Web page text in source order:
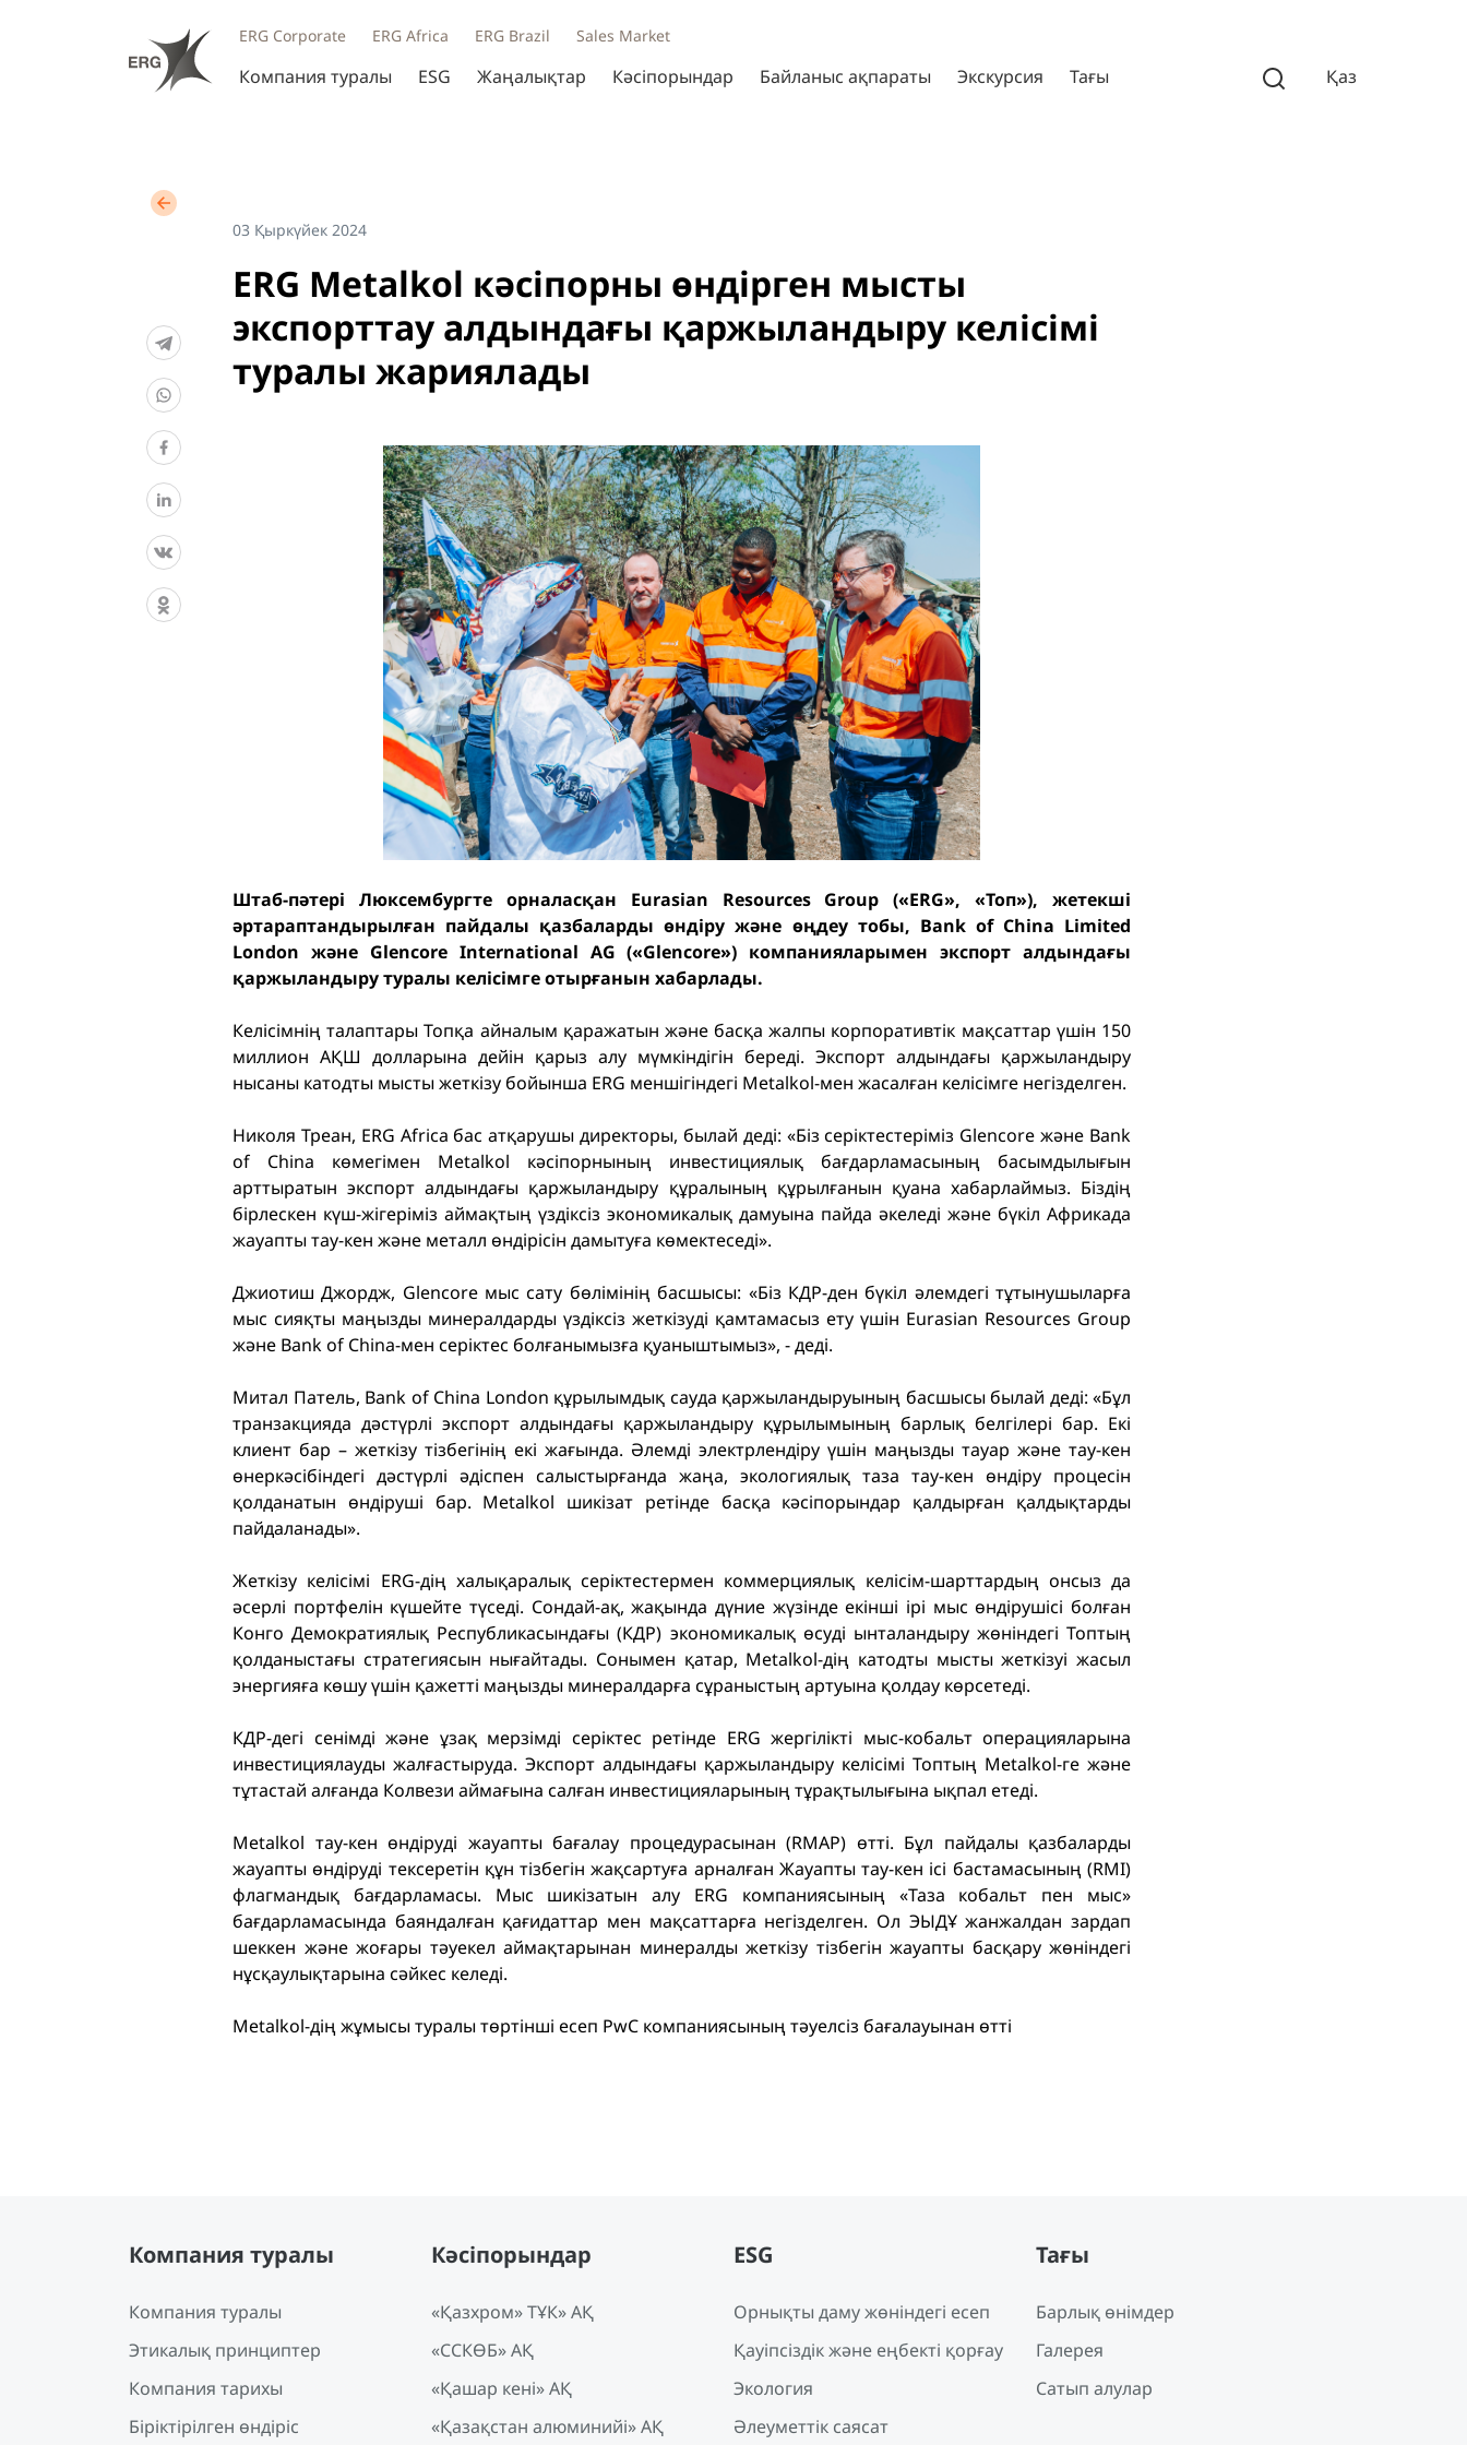
ERG Corporate ERG Africa ERG Brazil Sales Market
Компания туралы ESG Жаңалықтар Кәсіпорындар Байланыс ақпараты Экскурсия Тағы Қаз
03 Қыркүйек 2024
ERG Metalkol кәсіпорны өндірген мысты
экспорттау алдындағы қаржыландыру келісімі
туралы жариялады
Штаб-пәтері Люксембургте орналасқан Eurasian Resources Group («ERG», «Топ»), жетекші
әртараптандырылған пайдалы қазбаларды өндіру және өңдеу тобы, Bank of China Limited
London және Glencore International AG («Glencore») компанияларымен экспорт алдындағы
қаржыландыру туралы келісімге отырғанын хабарлады.
Келісімнің талаптары Топқа айналым қаражатын және басқа жалпы корпоративтік мақсаттар үшін 150
миллион АҚШ долларына дейін қарыз алу мүмкіндігін береді. Экспорт алдындағы қаржыландыру
нысаны катодты мысты жеткізу бойынша ERG меншігіндегі Metalkol-мен жасалған келісімге негізделген.
Николя Треан, ERG Africa бас атқарушы директоры, былай деді: «Біз серіктестеріміз Glencore және Bank
of China көмегімен Metalkol кәсіпорнының инвестициялық бағдарламасының басымдылығын
арттыратын экспорт алдындағы қаржыландыру құралының құрылғанын қуана хабарлаймыз. Біздің
бірлескен күш-жігеріміз аймақтың үздіксіз экономикалық дамуына пайда әкеледі және бүкіл Африкада
жауапты тау-кен және металл өндірісін дамытуға көмектеседі».
Джиотиш Джордж, Glencore мыс сату бөлімінің басшысы: «Біз КДР-ден бүкіл әлемдегі тұтынушыларға
мыс сияқты маңызды минералдарды үздіксіз жеткізуді қамтамасыз ету үшін Eurasian Resources Group
және Bank of China-мен серіктес болғанымызға қуаныштымыз», - деді.
Митал Патель, Bank of China London құрылымдық сауда қаржыландыруының басшысы былай деді: «Бұл
транзакцияда дәстүрлі экспорт алдындағы қаржыландыру құрылымының барлық белгілері бар. Екі
клиент бар – жеткізу тізбегінің екі жағында. Әлемді электрлендіру үшін маңызды тауар және тау-кен
өнеркәсібіндегі дәстүрлі әдіспен салыстырғанда жаңа, экологиялық таза тау-кен өндіру процесін
қолданатын өндіруші бар. Metalkol шикізат ретінде басқа кәсіпорындар қалдырған қалдықтарды
пайдаланады».
Жеткізу келісімі ERG-дің халықаралық серіктестермен коммерциялық келісім-шарттардың онсыз да
әсерлі портфелін күшейте түседі. Сондай-ақ, жақында дүние жүзінде екінші ірі мыс өндірушісі болған
Конго Демократиялық Республикасындағы (КДР) экономикалық өсуді ынталандыру жөніндегі Топтың
қолданыстағы стратегиясын нығайтады. Сонымен қатар, Metalkol-дің катодты мысты жеткізуі жасыл
энергияға көшу үшін қажетті маңызды минералдарға сұраныстың артуына қолдау көрсетеді.
КДР-дегі сенімді және ұзақ мерзімді серіктес ретінде ERG жергілікті мыс-кобальт операцияларына
инвестициялауды жалғастыруда. Экспорт алдындағы қаржыландыру келісімі Топтың Metalkol-ге және
тұтастай алғанда Колвези аймағына салған инвестицияларының тұрақтылығына ықпал етеді.
Metalkol тау-кен өндіруді жауапты бағалау процедурасынан (RMAP) өтті. Бұл пайдалы қазбаларды
жауапты өндіруді тексеретін құн тізбегін жақсартуға арналған Жауапты тау-кен ісі бастамасының (RMI)
флагмандық бағдарламасы. Мыс шикізатын алу ERG компаниясының «Таза кобальт пен мыс»
бағдарламасында баяндалған қағидаттар мен мақсаттарға негізделген. Ол ЭЫДҰ жанжалдан зардап
шеккен және жоғары тәуекел аймақтарынан минералды жеткізу тізбегін жауапты басқару жөніндегі
нұсқаулықтарына сәйкес келеді.
Metalkol-дің жұмысы туралы төртінші есеп PwC компаниясының тәуелсіз бағалауынан өтті
Компания туралы
Компания туралы
Этикалық принциптер
Компания тарихы
Біріктірілген өндіріс
Кәсіпорындар
«Қазхром» ТҰК» АҚ
«ССКӨБ» АҚ
«Қашар кенi» АҚ
«Қазақстан алюминийі» АҚ
ESG
Орнықты даму жөніндегі есеп
Қауіпсіздік және еңбекті қорғау
Экология
Әлеуметтік саясат
Тағы
Барлық өнімдер
Галерея
Сатып алулар